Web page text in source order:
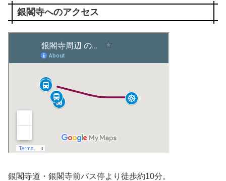
銀閣寺へのアクセス
銀閣寺道・銀閣寺前バス停より徒歩約10分。